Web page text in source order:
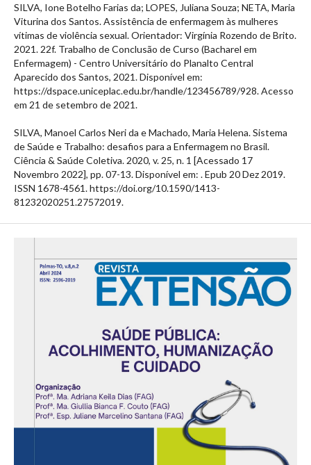
SILVA, Ione Botelho Farias da; LOPES, Juliana Souza; NETA, Maria
Viturina dos Santos. Assistência de enfermagem às mulheres
vítimas de violência sexual. Orientador: Virgínia Rozendo de Brito.
2021. 22f. Trabalho de Conclusão de Curso (Bacharel em
Enfermagem) - Centro Universitário do Planalto Central
Aparecido dos Santos, 2021. Disponível em:
https://dspace.uniceplac.edu.br/handle/123456789/928. Acesso
em 21 de setembro de 2021.
SILVA, Manoel Carlos Neri da e Machado, Maria Helena. Sistema
de Saúde e Trabalho: desafios para a Enfermagem no Brasil.
Ciência & Saúde Coletiva. 2020, v. 25, n. 1 [Acessado 17
Novembro 2022], pp. 07-13. Disponível em: . Epub 20 Dez 2019.
ISSN 1678-4561. https://doi.org/10.1590/1413-
81232020251.27572019.